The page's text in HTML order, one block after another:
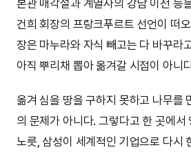
본관 매각설과 계열사의 강남 이전 등
건희 회장의 프랑크푸르트 선언이 떠
장은 마누라와 자식 빼고는 다 바꾸라
아직 뿌리채 뽑아 옮겨갈 시점이 아니
옮겨 심을 땅을 구하지 못하고 나무를
의 문제가 아니다. 그렇다고 한 곳에서
노릇, 삼성이 세계적인 기업으로 다시